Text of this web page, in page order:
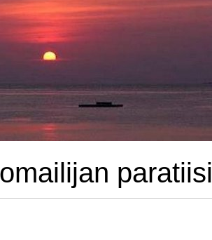
paratiisi